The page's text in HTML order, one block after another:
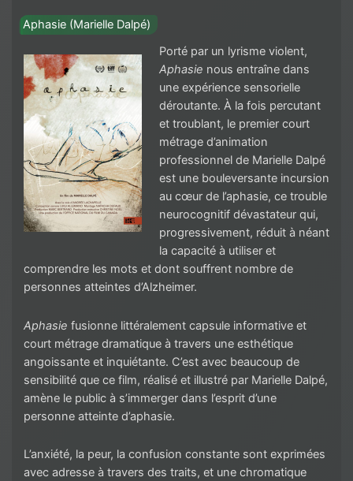
Aphasie (Marielle Dalpé)
Porté par un lyrisme violent,
Aphasie nous entraîne dans
une expérience sensorielle
déroutante. À la fois percutant
et troublant, le premier court
métrage d’animation
professionnel de Marielle Dalpé
est une bouleversante incursion
au cœur de l’aphasie, ce trouble
neurocognitif dévastateur qui,
progressivement, réduit à néant
la capacité à utiliser et
comprendre les mots et dont souffrent nombre de
personnes atteintes d’Alzheimer.
Aphasie fusionne littéralement capsule informative et
court métrage dramatique à travers une esthétique
angoissante et inquiétante. C’est avec beaucoup de
sensibilité que ce film, réalisé et illustré par Marielle Dalpé,
amène le public à s’immerger dans l’esprit d’une
personne atteinte d’aphasie.
L’anxiété, la peur, la confusion constante sont exprimées
avec adresse à travers des traits, et une chromatique